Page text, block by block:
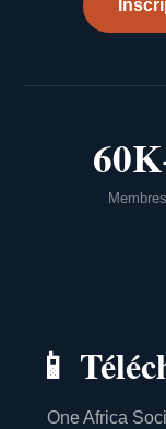
Membres
📱
One Africa